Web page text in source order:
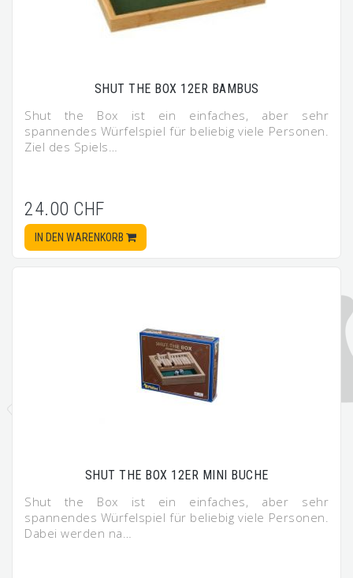
SHUT THE BOX 12ER BAMBUS
Shut the Box ist ein einfaches, aber sehr
spannendes Würfelspiel für beliebig viele Personen.
Ziel des Spiels…
24.00 CHF
IN DEN WARENKORB
SHUT THE BOX 12ER MINI BUCHE
Shut the Box ist ein einfaches, aber sehr
spannendes Würfelspiel für beliebig viele Personen.
Dabei werden na…